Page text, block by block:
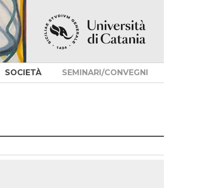
SOCIETÀ SEMINARI/CONVEGNI